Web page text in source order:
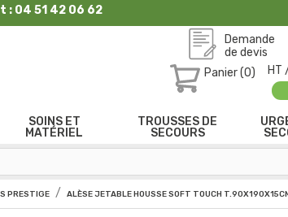
: 04 51 42 06 62
Demande
de devis
Panier (0) HT
SOINS ET
MATÉRIEL
TROUSSES DE
SECOURS
PRESTIGE ALÈSE JETABLE HOUSSE SOFT TOUCH